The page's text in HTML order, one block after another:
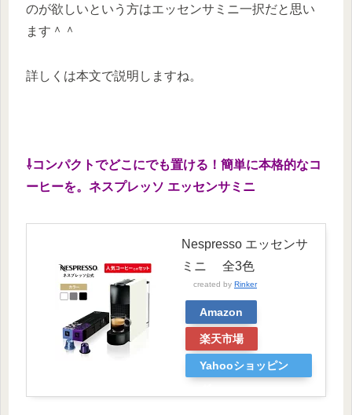
のが欲しいという方はエッセンサミニ一択だと思い
ます＾＾
詳しくは本文で説明しますね。
⇩コンパクトでどこにでも置ける！簡単に本格的なコ
ーヒーを。ネスプレッソ エッセンサミニ
Nespresso エッセンサ
ミニ 全3色
created by Rinker
Amazon
楽天市場
Yahooショッピン